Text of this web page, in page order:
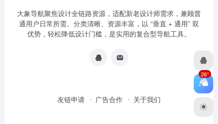
大象导航聚焦设计全链路资源，适配新老设计师需求，兼顾普
通用户日常所需。分类清晰、资源丰富，以 “垂直 + 通用” 双
优势，轻松降低设计门槛，是实用的复合型导航工具。
友链申请 广告合作 关于我们
26°